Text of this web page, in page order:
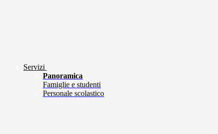
Servizi
Panoramica
Famiglie e studenti
Personale scolastico